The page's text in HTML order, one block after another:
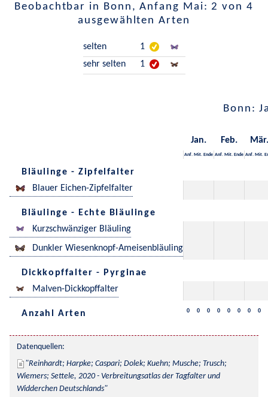
Beobachtbar in Bonn, Anfang Mai: 2 von 4
ausgewählten Arten
selten
1
sehr selten
1
Bonn:
Jan. Feb. Mär.
Anf. Mit. Ende Anf. Mit. Ende Anf. Mit.
Bläulinge - Zipfelfalter
Blauer Eichen-Zipfelfalter
Bläulinge - Echte Bläulinge
Kurzschwänziger Bläuling
Dunkler Wiesenknopf-Ameisenbläuling
Dickkopffalter - Pyrginae
Malven-Dickkopffalter
Anzahl Arten 0 0 0 0 0 0 0 0
Datenquellen:
Reinhardt; Harpke; Caspari; Dolek; Kuehn; Musche; Trusch;
Wiemers; Settele, 2020 - Verbreitungsatlas der Tagfalter und
Widderchen Deutschlands